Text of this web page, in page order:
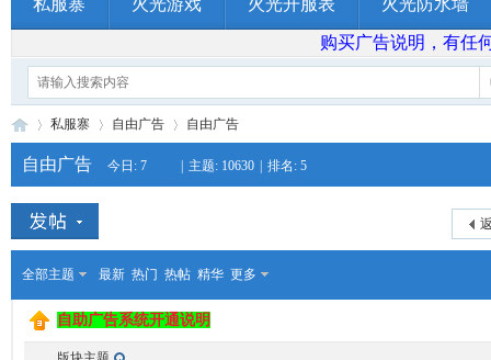
私服寨 火光游戏 火光开服表 火光防水墙
购买广告说明，有任
»
私服寨 自由广告 自由广告
自由广告 今日: 7 主题: 10630 排名: 5
全部主题 最新 热门 热帖 精华 更多
自助广告系统开通说明